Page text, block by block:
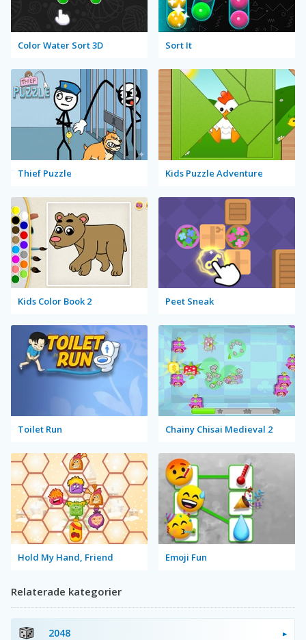
Color Water Sort 3D Sort It
Thief Puzzle Kids Puzzle Adventure
Kids Color Book 2 Peet Sneak
Toilet Run Chainy Chisai Medieval 2
Hold My Hand, Friend Emoji Fun
Relaterade kategorier
2048